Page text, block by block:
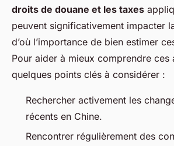
droits de douane et les taxes
peuvent significativement impacter
d’où l’importance de bien estimer
Pour aider à mieux comprendre ces
quelques points clés à considérer :
Rechercher activement les
récents en Chine.
Rencontrer régulièrement des